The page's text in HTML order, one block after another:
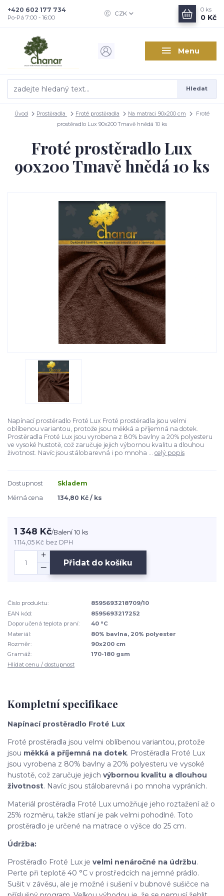
Menu
CZK
Hledat
+420 602 177 734
Po-Pá 7:00 - 16:00
0 ks
0 Kč
Úvod Prostěradla Froté prostěradla Na matraci 90x200 cm
Froté
prostěradlo Lux 90x200 Tmavě hnědá 10 ks
Froté prostěradlo Lux
90x200 Tmavě hnědá 10 ks
Napínací prostěradlo Froté Lux Froté prostěradla jsou velmi
oblíbenou variantou, protože jsou měkká a příjemná na dotek.
Prostěradla Froté Lux jsou vyrobena z 80% bavlny a 20% polyesteru
ve vysoké hustotě, což zaručuje jejich výbornou kvalitu a dlouhou
životnost. Navíc jsou stálobarevná i po mnoha ... celý popis
Dostupnost
Skladem
Měrná cena
134,80 Kč / ks
1 348 Kč/Balení 10 ks
1 114,05 Kč bez DPH
Přidat do košíku
Číslo produktu:
8595693218709/10
EAN kód:
8595693217252
Doporučená teplota praní:
40 °C
Materiál:
80% bavlna, 20% polyester
Rozměr:
90x200 cm
Gramáž:
170-180 gsm
Hlídat cenu / dostupnost
Kompletní specifikace
Napínací prostěradlo Froté Lux
Froté prostěradla jsou velmi oblíbenou variantou, protože
jsou měkká a příjemná na dotek. Prostěradla Froté Lux
jsou vyrobena z 80% bavlny a 20% polyesteru ve vysoké
hustotě, což zaručuje jejich výbornou kvalitu a dlouhou
životnost. Navíc jsou stálobarevná i po mnoha vypráních.
Materiál prostěradla Froté Lux umožňuje jeho roztažení až o
25% rozměru, takže stlaní je pak velmi pohodlné. Toto
prostěradlo je určené na matrace o výšce do 25 cm.
Údržba:
Prostěradlo Froté Lux je velmi nenáročné na údržbu.
Perte při teplotě 40 °C v prostředcích na jemné prádlo.
Sušit v závěsu, ale je možné i sušení v bubnové sušičce na